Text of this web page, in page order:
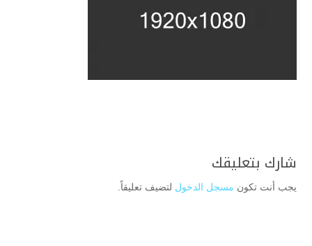
شارك بتعليقك
يجب أنت تكون مسجل الدخول لتضيف تعليقاً.